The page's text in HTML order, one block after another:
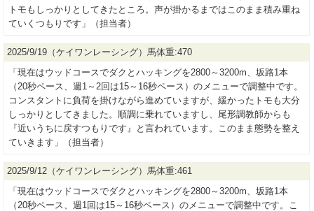
トモもしっかりとしてきたところ。声が掛かるまではこのまま積み重ね
ていくつもりです」（担当者）
2025/9/19（ケイワンレーシング）馬体重:470
「現在はウッドコースでダクとハッキングを2800～3200m、坂路1本
（20秒ペース、週1～2回は15～16秒ペース）のメニューで調整中です。
コンスタントに負荷を掛けながら進めていますが、緩かったトモも大分
しっかりとしてきました。順調に乗れていますし、尾形調教師からも
『近いうちに戻すつもりです』と言われています。このまま態勢を整え
ていきます」（担当者）
2025/9/12（ケイワンレーシング）馬体重:461
「現在はウッドコースでダクとハッキングを2800～3200m、坂路1本
（20秒ペース、週1回は15～16秒ペース）のメニューで調整中です。こ